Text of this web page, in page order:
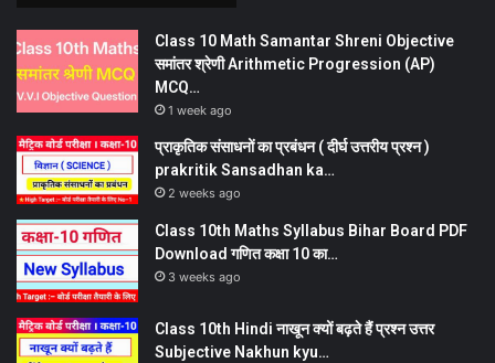
Class 10 Math Samantar Shreni Objective
समांतर श्रेणी Arithmetic Progression (AP)
MCQ…
1 week ago
प्राकृतिक संसाधनों का प्रबंधन ( दीर्घ उत्तरीय प्रश्न )
prakritik Sansadhan ka…
2 weeks ago
Class 10th Maths Syllabus Bihar Board PDF
Download गणित कक्षा 10 का…
3 weeks ago
Class 10th Hindi नाखून क्यों बढ़ते हैं प्रश्न उत्तर
Subjective Nakhun kyu…